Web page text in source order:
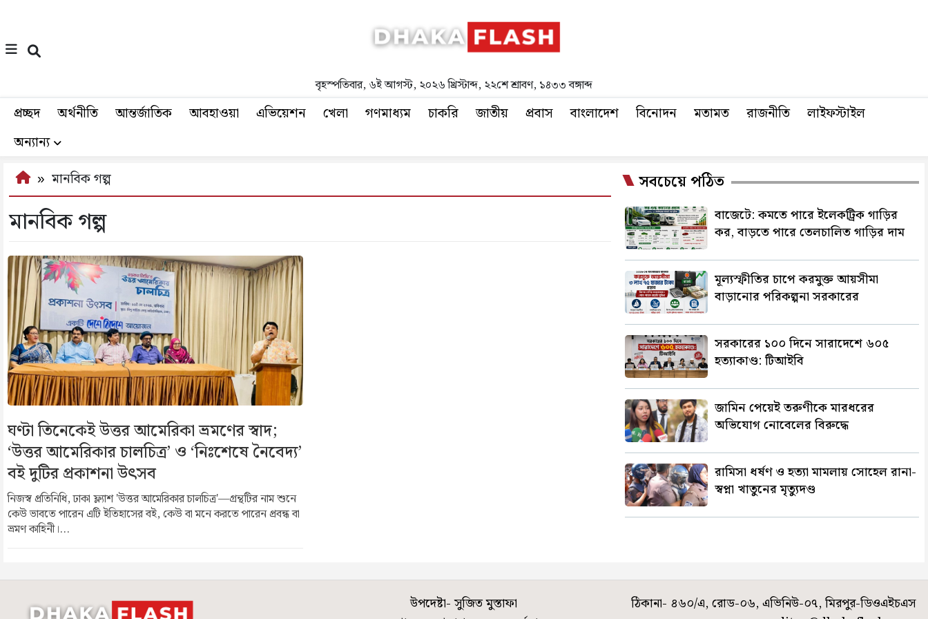
বৃহস্পতিবার,৬ই আগস্ট, ২০২৬ খ্রিস্টাব্দ,২২শে শ্রাবণ, ১৪৩৩ বঙ্গাব্দ
প্রচ্ছদ অর্থনীতি আন্তর্জাতিক আবহাওয়া এভিয়েশন খেলা গণমাধ্যম চাকরি জাতীয় প্রবাস বাংলাদেশ বিনোদন মতামত রাজনীতি
লাইফস্টাইল
অন্যান্য
মানবিক গল্প
মানবিক গল্প
ঘণ্টা তিনেকেই উত্তর আমেরিকা ভ্রমণের স্বাদ;
‘উত্তর আমেরিকার চালচিত্র’ ও ‘নিঃশেষে নৈবেদ্য’
বই দুটির প্রকাশনা উৎসব
নিজস্ব প্রতিনিধি, ঢাকা ফ্ল্যাশ 'উত্তর আমেরিকার চালচিত্র'—গ্রন্থটির নাম শুনে
কেউ ভাবতে পারেন এটি ইতিহাসের বই, কেউ বা মনে করতে পারেন প্রবন্ধ বা
ভ্রমণ কাহিনী।...
সবচেয়ে পঠিত
বাজেটে: কমতে পারে ইলেকট্রিক গাড়ির
কর, বাড়তে পারে তেলচালিত গাড়ির দাম
মূল্যস্ফীতির চাপে করমুক্ত আয়সীমা
বাড়ানোর পরিকল্পনা সরকারের
সরকারের ১০০ দিনে সারাদেশে ৬০৫
হত্যাকাণ্ড: টিআইবি
জামিন পেয়েই তরুণীকে মারধরের
অভিযোগ নোবেলের বিরুদ্ধে
রামিসা ধর্ষণ ও হত্যা মামলায় সোহেল রানা-
স্বপ্না খাতুনের মৃত্যুদণ্ড
উপদেষ্টা- সুজিত মুস্তাফা
ঠিকানা- ৪৬০/এ, রোড-০৬, এভিনিউ-০৭, মিরপুর-ডিওএইচএস